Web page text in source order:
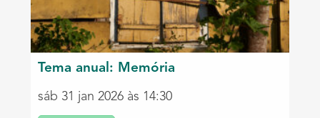
Tema anual: Memória
sáb 31 jan 2026 às 14:30